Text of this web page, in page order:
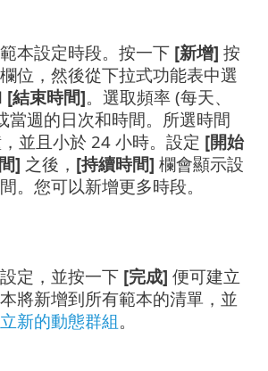
本設定時段。按一下 [新增] 按
位，然後從下拉式功能表中選
[結束時間]。選取頻率 (每天、
當週的日次和時間。所選時間
並且小於 24 小時。設定 [開始
] 之後， [持續時間] 欄會顯示設
。您可以新增更多時段。
定，並按一下 [完成] 便可建立
將新增到所有範本的清單，並
新的動態群組。